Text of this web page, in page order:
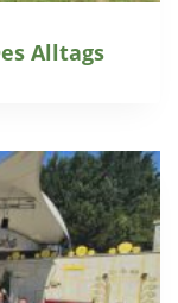
Alltags